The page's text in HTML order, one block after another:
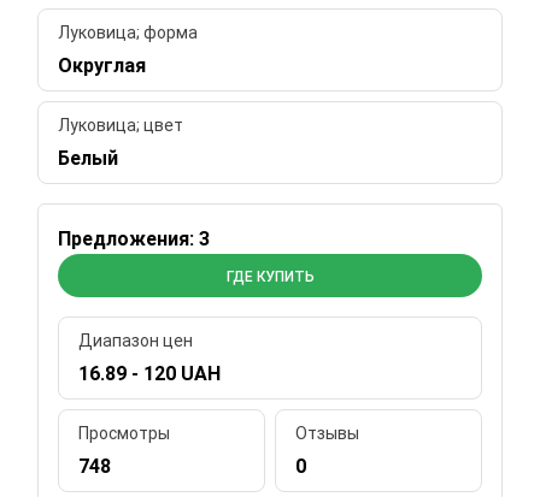
Луковица; форма
Округлая
Луковица; цвет
Белый
Предложения: 3
ГДЕ КУПИТЬ
Диапазон цен
16.89 - 120 UAH
Просмотры
748
Отзывы
0